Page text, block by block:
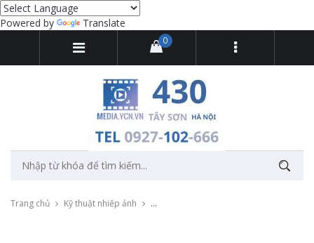
Powered by Translate
0
Trang chủ Kỹ thuật nhiếp ảnh Làm thế nào kiểm soát tốc độ màn trập